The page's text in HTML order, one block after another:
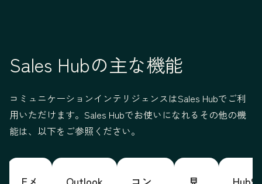
Sales Hubの主な機能
コミュニケーションインテリジェンスはSales Hubでご利
用いただけます。Sales Hubでお使いになれるその他の機
能は、以下をご参照ください。